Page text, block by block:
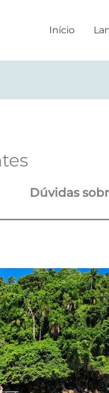
Início
Dúvidas